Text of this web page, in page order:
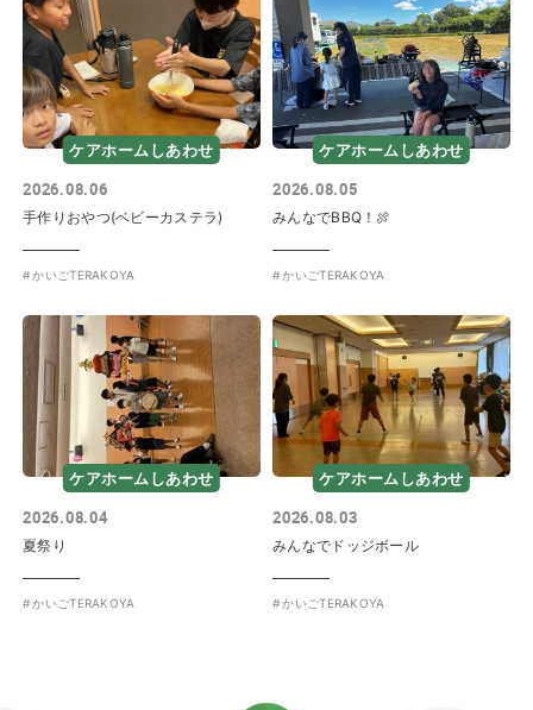
ケアホームしあわせ
2026.08.06
手作りおやつ(ベビーカステラ)
かいごTERAKOYA
ケアホームしあわせ
2026.08.05
みんなでBBQ！🍖
かいごTERAKOYA
ケアホームしあわせ
2026.08.04
夏祭り
かいごTERAKOYA
ケアホームしあわせ
2026.08.03
みんなでドッジボール
かいごTERAKOYA